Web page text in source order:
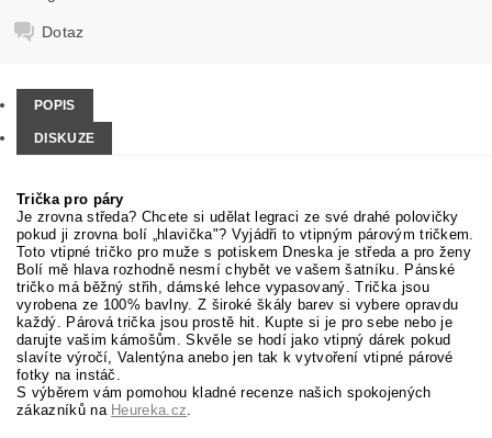
Dotaz
POPIS
DISKUZE
Trička pro páry
Je zrovna středa? Chcete si udělat legraci ze své drahé polovičky
pokud ji zrovna bolí „hlavička"? Vyjádři to vtipným párovým tričkem.
Toto vtipné tričko pro muže s potiskem Dneska je středa a pro ženy
Bolí mě hlava rozhodně nesmí chybět ve vašem šatníku. Pánské
tričko má běžný střih, dámské lehce vypasovaný. Trička jsou
vyrobena ze 100% bavlny. Z široké škály barev si vybere opravdu
každý. Párová trička jsou prostě hit. Kupte si je pro sebe nebo je
darujte vašim kámošům. Skvěle se hodí jako vtipný dárek pokud
slavíte výročí, Valentýna anebo jen tak k vytvoření vtipné párové
fotky na instáč.
S výběrem vám pomohou kladné recenze našich spokojených
zákazníků na Heureka.cz.